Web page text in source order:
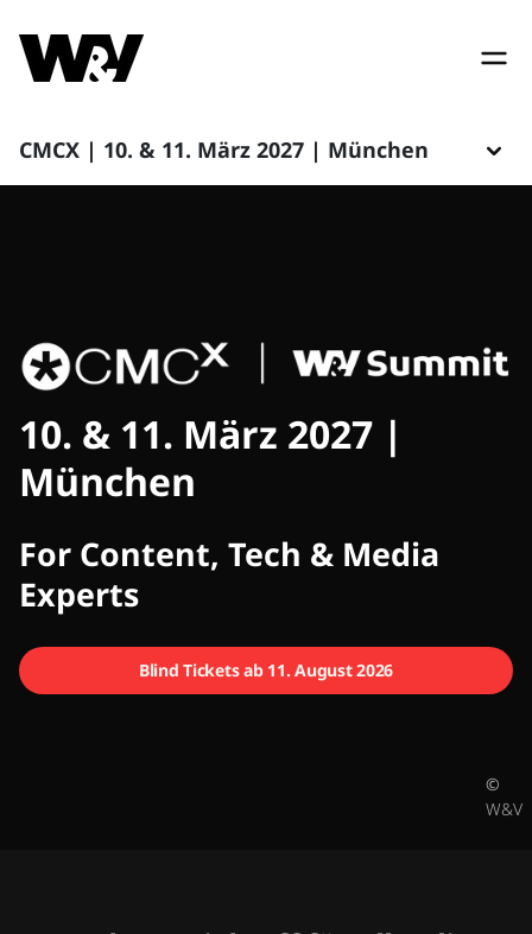
CMCX | 10. & 11. März 2027 | München
CMCX
10. & 11. März 2027 |
München
For Content, Tech & Media
Experts
Blind Tickets ab 11. August 2026
©
W&V